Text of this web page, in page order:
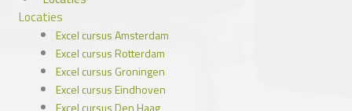
Locaties
Excel cursus Amsterdam
Excel cursus Rotterdam
Excel cursus Groningen
Excel cursus Eindhoven
Excel cursus Den Haag